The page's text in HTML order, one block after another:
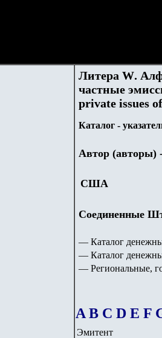
Литера W.
частные
private issues
Каталог -
Автор (авторы)
США
Соединенные
— Каталог
— Каталог
— Региональные,
A B C D E F
Эмитент